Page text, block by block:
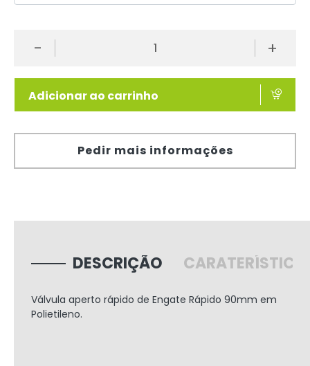
- +
Adicionar ao carrinho
Pedir mais informações
DESCRIÇÃO
Válvula aperto rápido de Engate Rápido 90mm em
Polietileno.